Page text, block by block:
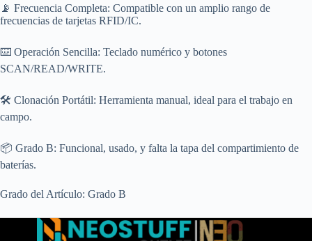
📡 Frecuencia Completa: Compatible con un amplio rango de
frecuencias de tarjetas RFID/IC.
⌨️ Operación Sencilla: Teclado numérico y botones
SCAN/READ/WRITE.
🛠️ Clonación Portátil: Herramienta manual, ideal para el trabajo en
campo.
📦 Grado B: Funcional, usado, y falta la tapa del compartimiento de
baterías.
Grado del Artículo: Grado B